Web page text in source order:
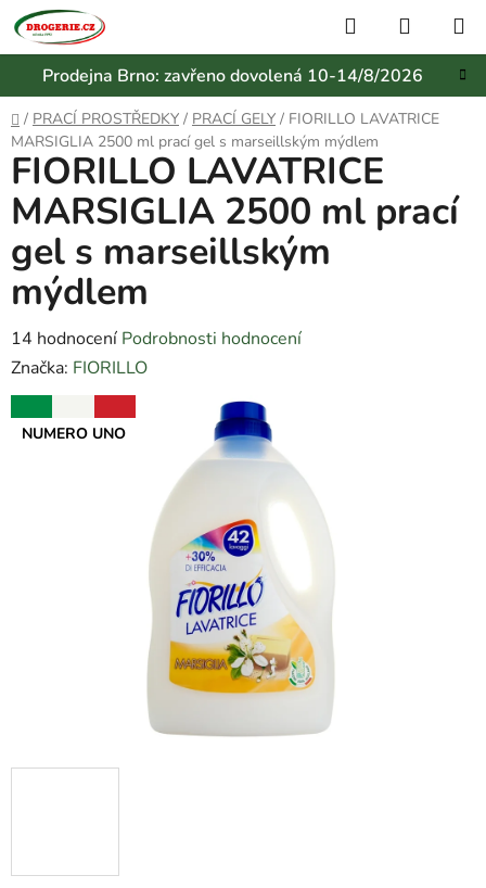
Přejít
na
obsah
Prodejna Brno: zavřeno dovolená 10-14/8/2026
Hledat
KOŠÍK
Domů
/ PRACÍ PROSTŘEDKY / PRACÍ GELY / FIORILLO LAVATRICE
MARSIGLIA 2500 ml prací gel s marseillským mýdlem
FIORILLO LAVATRICE
MARSIGLIA 2500 ml prací
gel s marseillským
mýdlem
Průměrné
hodnocení
produktu
je
14 hodnocení Podrobnosti hodnocení
Značka: FIORILLO
NUMERO UNO